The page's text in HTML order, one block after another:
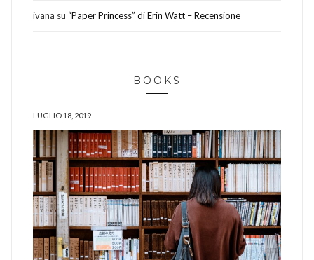
ivana su “Paper Princess” di Erin Watt – Recensione
BOOKS
LUGLIO 18, 2019